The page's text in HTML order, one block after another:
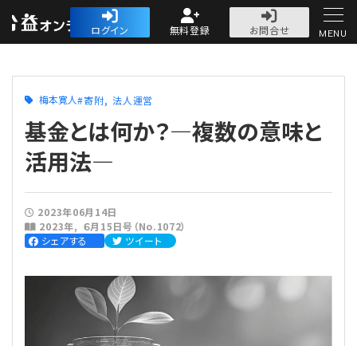
公益・一般法人オ
ログイン 無料登録
お問合せ
人気記事
法人運営
法人運営
会計・税務
会計・税務
MENU
梅本寛人 寄附 法人運営
基金とは何か？―複数の意味と
活用法―
2023年06月14日
2023年
６月15日号（No.1072）
シェアする
ツイート